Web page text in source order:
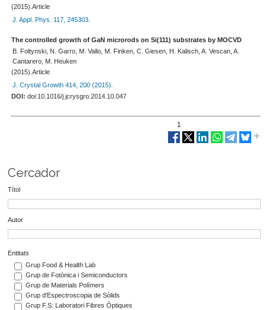
(2015).Article
J. Appl. Phys. 117, 245303.
The controlled growth of GaN microrods on Si(111) substrates by MOCVD
B. Foltynski, N. Garro, M. Vallo, M. Finken, C. Giesen, H. Kalisch, A. Vescan, A.
Cantarero, M. Heuken
(2015).Article
J. Crystal Growth 414, 200 (2015).
DOI: doi:10.1016/j.jcrysgro.2014.10.047
1
Cercador
Títol
Autor
Entitats
Grup Food & Health Lab
Grup de Fotònica i Semiconductors
Grup de Materials Polímers
Grup d'Espectroscopia de Sòlids
Grup F.S: Laboratori Fibres Óptiques